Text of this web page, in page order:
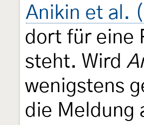
Anikin et al.
dort für eine
steht. Wird
wenigstens
die Meldung